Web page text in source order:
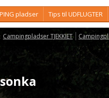
pladser Tips til UDFLUGTER
Campingpladser TJEKKIET